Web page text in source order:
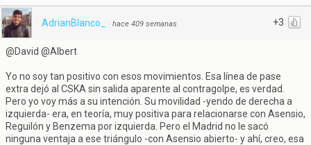
+3
AdrianBlanco_ · hace 409 semanas
@David @Albert
Yo no soy tan positivo con esos movimientos. Esa línea de pase
extra dejó al CSKA sin salida aparente al contragolpe, es verdad.
Pero yo voy más a su intención. Su movilidad -yendo de derecha a
izquierda- era, en teoría, muy positiva para relacionarse con Asensio,
Reguilón y Benzema por izquierda. Pero el Madrid no le sacó
ninguna ventaja a ese triángulo -con Asensio abierto- y ahí, creo, esa